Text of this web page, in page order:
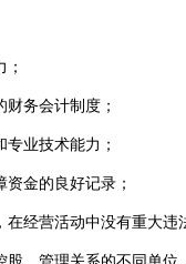
务会计制度；
业技术能力；
金的良好记录；
经营活动中没有重大违